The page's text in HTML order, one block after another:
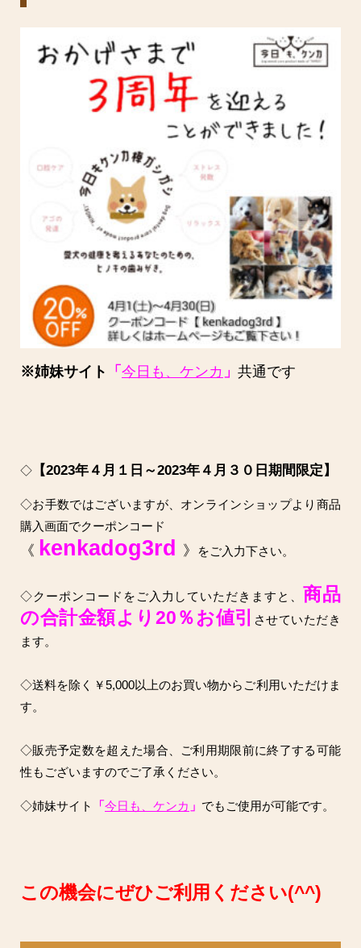
※姉妹サイト 「 今日も、ケンカ 」 共通です
◇ 【2023年４月１日～2023年４月３０日期間限定】
◇お手数ではございますが、オンラインショップより商品
購入画面でクーポンコード
《 kenkadog3rd 》 をご入力下さい。
◇クーポンコードをご入力していただきますと、 商品
の合計金額より20％お値引
させていただき
ます。
◇送料を除く￥5,000以上のお買い物からご利用いただけま
す。
◇販売予定数を超えた場合、ご利用期限前に終了する可能
性もございますのでご了承ください。
◇姉妹サイト 「今日も、ケンカ 」 でもご使用が可能です。
この機会にぜひご利用ください(^^)